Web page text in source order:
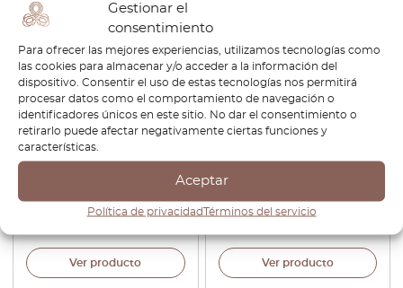
Gestionar el
consentimiento
Para ofrecer las mejores experiencias, utilizamos tecnologías como
las cookies para almacenar y/o acceder a la información del
dispositivo. Consentir el uso de estas tecnologías nos permitirá
procesar datos como el comportamiento de navegación o
identificadores únicos en este sitio. No dar el consentimiento o
retirarlo puede afectar negativamente ciertas funciones y
características.
Aceptar
Política de privacidadTérminos del servicio
Mercedes W201 Front Scuff
Plates – PPF Paint
Pro Transparent Anti-scratch
Ver producto
Mercedes W124 / W201
Ver producto